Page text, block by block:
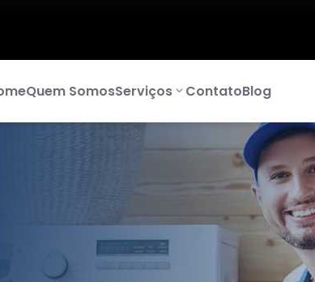
Quem SomosServiços ContatoBlog